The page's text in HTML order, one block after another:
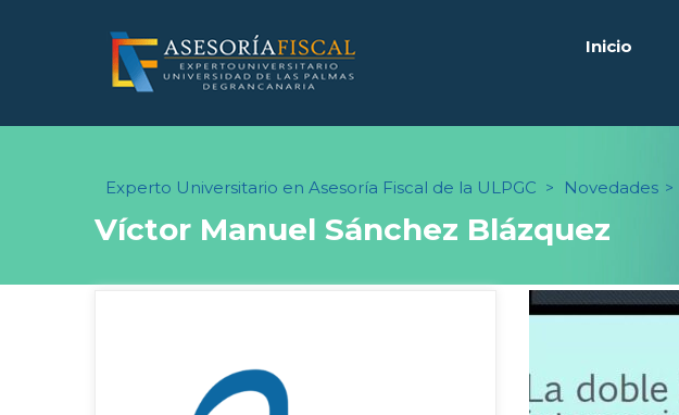
Inicio
Experto Universitario en Asesoría Fiscal de la ULPGC > Novedade >
Víctor Manuel Sánchez Blázquez